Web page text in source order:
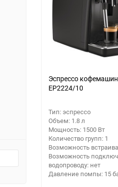
Эспрессо
EP2224/10
Тип: эспрессо
Объем: 1.8 л
Мощность: 1500 Вт
Количество групп: 1
Возможность
Возможность
водопроводу: нет
Давление помпы: 15